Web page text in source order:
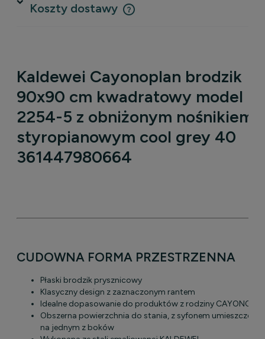
Koszty dostawy
Cena nie zawiera ewentualnych kosztów płatności
Kaldewei Cayonoplan brodzik
90x90 cm kwadratowy model
2254-5 z obniżonym nośnikiem
styropianowym cool grey 40
361447980664
CUDOWNA FORMA PRZESTRZENNA
Płaski brodzik prysznicowy
Klasyczny design z zaznaczonym rantem
Idealne dopasowanie do produktów z rodziny CAYONO
Obszerna powierzchnia do stania, z syfonem
na jednym z boków